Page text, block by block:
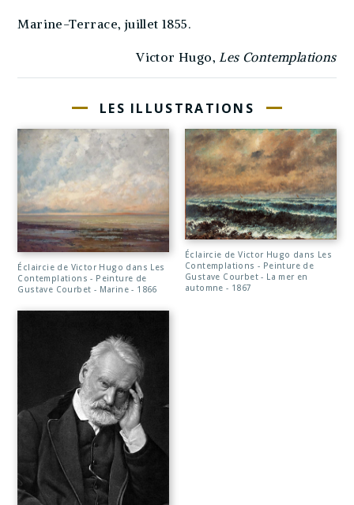
Marine-Terrace, juillet 1855.
Victor Hugo,Les Contemplations
LES ILLUSTRATIONS
Éclaircie de Victor Hugo dans Les
Contemplations - Peinture de
Gustave Courbet - Marine - 1866
Éclaircie de Victor Hugo dans Les
Contemplations - Peinture de
Gustave Courbet - La mer en
automne - 1867